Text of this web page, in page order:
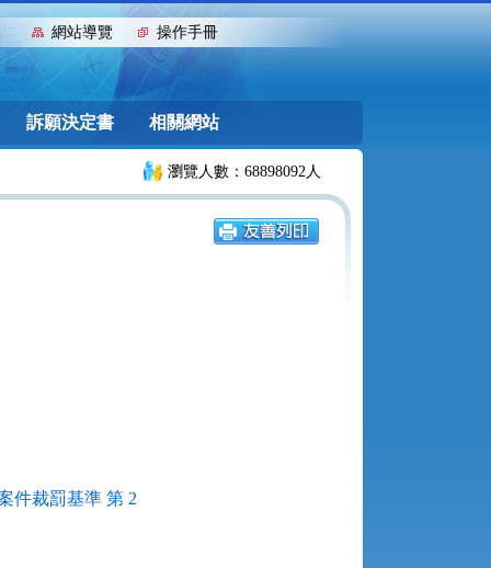
::: 網站導覽 操作手冊
訴願決定書 相關網站
瀏覽人數：68898092人
件裁罰基準 第 2